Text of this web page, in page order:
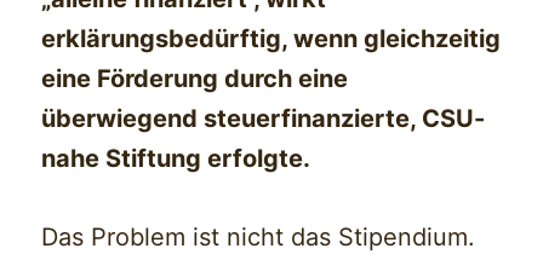
erklärungsbedürftig, wenn gleichzeitig
eine Förderung durch eine
überwiegend steuerfinanzierte, CSU-
nahe Stiftung erfolgte.
Das Problem ist nicht das Stipendium.